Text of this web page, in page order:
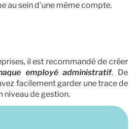
au sein d'une même compte.
il est recommandé de créer
employé administratif. De
facilement garder une trace de
niveau de gestion.